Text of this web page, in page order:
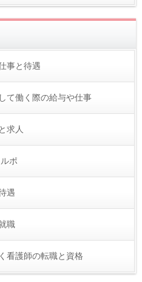
事と待遇
て働く際の給与や仕事
求人
ポ
遇
職
看護師の転職と資格